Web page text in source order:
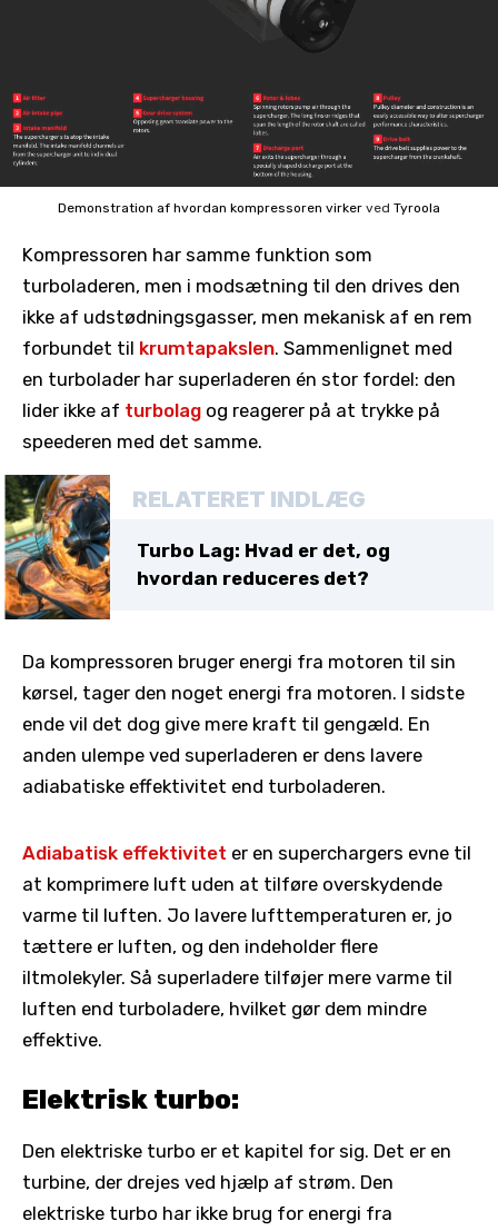
Demonstration af hvordan kompressoren virker ved Tyroola
Kompressoren har samme funktion som
turboladeren, men i modsætning til den drives den
ikke af udstødningsgasser, men mekanisk af en rem
forbundet til krumtapakslen. Sammenlignet med
en turbolader har superladeren én stor fordel: den
lider ikke af turbolag og reagerer på at trykke på
speederen med det samme.
RELATERET INDLÆG
Turbo Lag: Hvad er det, og
hvordan reduceres det?
Da kompressoren bruger energi fra motoren til sin
kørsel, tager den noget energi fra motoren. I sidste
ende vil det dog give mere kraft til gengæld. En
anden ulempe ved superladeren er dens lavere
adiabatiske effektivitet end turboladeren.
Adiabatisk effektivitet er en superchargers evne til
at komprimere luft uden at tilføre overskydende
varme til luften. Jo lavere lufttemperaturen er, jo
tættere er luften, og den indeholder flere
iltmolekyler. Så superladere tilføjer mere varme til
luften end turboladere, hvilket gør dem mindre
effektive.
Elektrisk turbo:
Den elektriske turbo er et kapitel for sig. Det er en
turbine, der drejes ved hjælp af strøm. Den
elektriske turbo har ikke brug for energi fra